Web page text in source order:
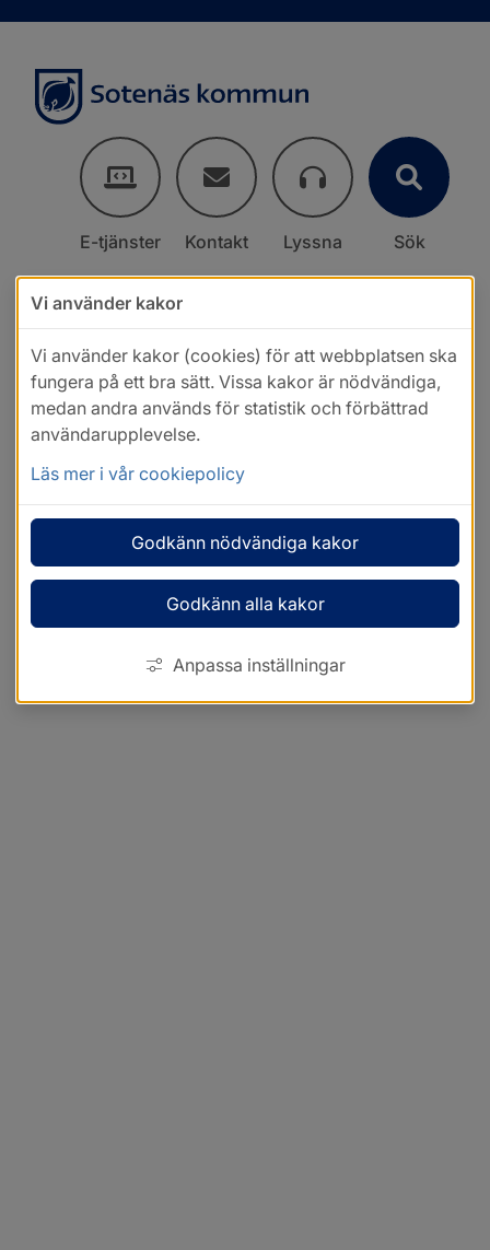
E-tjänster Kontakt Lyssna Sök
Vi använder kakor
Vi använder kakor (cookies) för att webbplatsen ska
fungera på ett bra sätt. Vissa kakor är nödvändiga,
medan andra används för statistik och förbättrad
användarupplevelse.
Läs mer i vår cookiepolicy
Godkänn nödvändiga kakor
Godkänn alla kakor
Anpassa inställningar